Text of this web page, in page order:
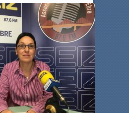
c
e
o
o
k
i
t
e
r